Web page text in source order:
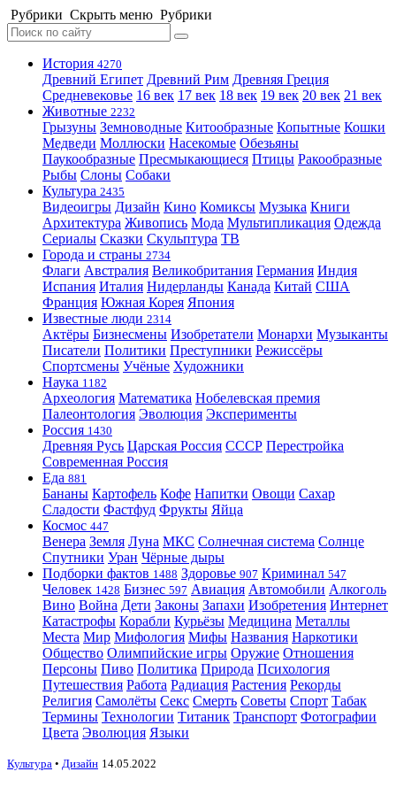
Рубрики Скрыть меню Рубрики
История 4270
Древний Египет Древний Рим Древняя Греция
Средневековье 16 век 17 век 18 век 19 век 20 век 21 век
Животные 2232
Грызуны Земноводные Китообразные Копытные Кошки
Медведи Моллюски Насекомые Обезьяны
Паукообразные Пресмыкающиеся Птицы Ракообразные
Рыбы Слоны Собаки
Культура 2435
Видеоигры Дизайн Кино Комиксы Музыка Книги
Архитектура Живопись Мода Мультипликация Одежда
Сериалы Сказки Скульптура ТВ
Города и страны 2734
Флаги Австралия Великобритания Германия Индия
Испания Италия Нидерланды Канада Китай США
Франция Южная Корея Япония
Известные люди 2314
Актёры Бизнесмены Изобретатели Монархи Музыканты
Писатели Политики Преступники Режиссёры
Спортсмены Учёные Художники
Наука 1182
Археология Математика Нобелевская премия
Палеонтология Эволюция Эксперименты
Россия 1430
Древняя Русь Царская Россия СССР Перестройка
Современная Россия
Еда 881
Бананы Картофель Кофе Напитки Овощи Сахар
Сладости Фастфуд Фрукты Яйца
Космос 447
Венера Земля Луна МКС Солнечная система Солнце
Спутники Уран Чёрные дыры
Подборки фактов 1488 Здоровье 907 Криминал 547
Человек 1428 Бизнес 597 Авиация Автомобили Алкоголь
Вино Война Дети Законы Запахи Изобретения Интернет
Катастрофы Корабли Курьёзы Медицина Металлы
Места Мир Мифология Мифы Названия Наркотики
Общество Олимпийские игры Оружие Отношения
Персоны Пиво Политика Природа Психология
Путешествия Работа Радиация Растения Рекорды
Религия Самолёты Секс Смерть Советы Спорт Табак
Термины Технологии Титаник Транспорт Фотографии
Цвета Эволюция Языки
Культура • Дизайн 14.05.2022